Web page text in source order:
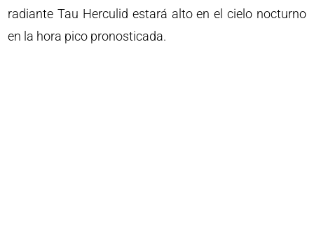
radiante Tau Herculid estará alto en el cielo nocturno
en la hora pico pronosticada.